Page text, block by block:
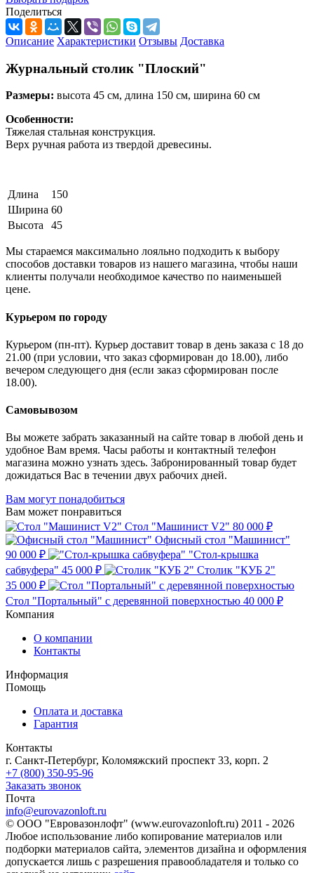
Поделиться
Описание Характеристики Отзывы Доставка
Журнальный столик "Плоский"
Размеры: высота 45 см, длина 150 см, ширина 60 см
Особенности:
Тяжелая стальная конструкция.
Верх ручная работа из твердой древесины.
Длина
150
Ширина 60
Высота
45
Мы стараемся максимально лояльно подходить к выбору
способов доставки товаров из нашего магазина, чтобы наши
клиенты получали необходимое качество по наименьшей
цене.
Курьером по городу
Курьером (пн-пт). Курьер доставит товар в день заказа с 18 до
21.00 (при условии, что заказ сформирован до 18.00), либо
вечером следующего дня (если заказ сформирован после
18.00).
Самовывозом
Вы можете забрать заказанный на сайте товар в любой день и
удобное Вам время. Часы работы и контактный телефон
магазина можно узнать здесь. Забронированный товар будет
дожидаться Вас в течении двух рабочих дней.
Вам могут понадобиться
Вам может понравиться
Стол "Машинист V2" 80 000 ₽
Офисный стол "Машинист"
90 000 ₽
"Стол-крышка
сабвуфера" 45 000 ₽
Столик "КУБ 2"
35 000 ₽
Стол "Портальный" с деревянной поверхностью 40 000 ₽
Компания
О компании
Контакты
Информация
Помощь
Оплата и доставка
Гарантия
Контакты
г. Санкт-Петербург, Коломяжский проспект 33, корп. 2
+7 (800) 350-95-96
Заказать звонок
Почта
info@eurovazonloft.ru
© ООО "Евровазонлофт" (www.eurovazonloft.ru) 2011 - 2026
Любое использование либо копирование материалов или
подборки материалов сайта, элементов дизайна и оформления
допускается лишь с разрешения правообладателя и только со